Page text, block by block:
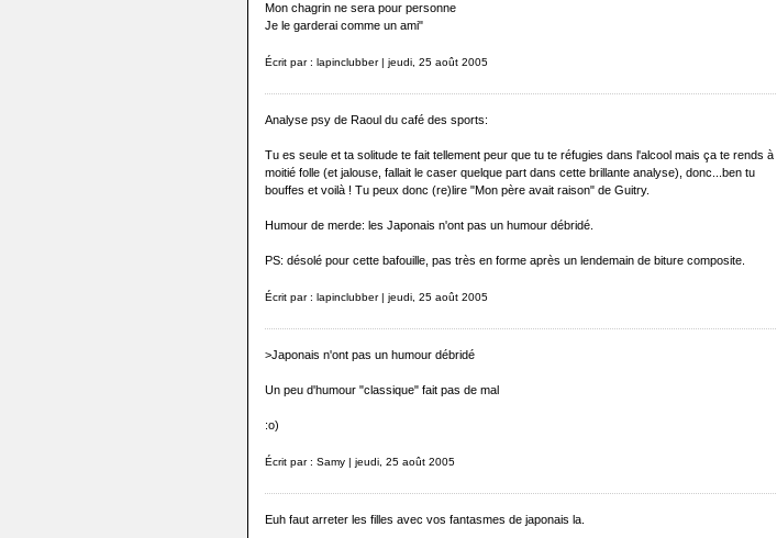
Mon chagrin ne sera pour personne
Je le garderai comme un ami"
Écrit par : lapinclubber | jeudi, 25 août 2005
Analyse psy de Raoul du café des sports:
Tu es seule et ta solitude te fait tellement peur que tu te réfugies dans l'alcool mais ça te rends à
moitié folle (et jalouse, fallait le caser quelque part dans cette brillante analyse), donc...ben tu
bouffes et voilà ! Tu peux donc (re)lire "Mon père avait raison" de Guitry.
Humour de merde: les Japonais n'ont pas un humour débridé.
PS: désolé pour cette bafouille, pas très en forme après un lendemain de biture composite.
Écrit par : lapinclubber | jeudi, 25 août 2005
>Japonais n'ont pas un humour débridé
Un peu d'humour "classique" fait pas de mal
:o)
Écrit par : Samy | jeudi, 25 août 2005
Euh faut arreter les filles avec vos fantasmes de japonais la.